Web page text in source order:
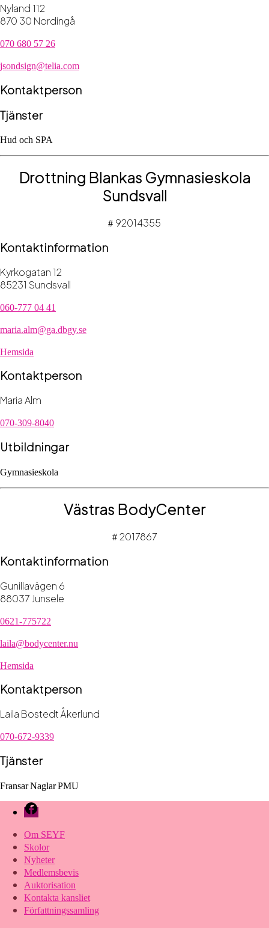
Nyland 112
870 30 Nordingå
070 680 57 26
jsondsign@telia.com
Kontaktperson
Tjänster
Hud och SPA
Drottning Blankas Gymnasieskola
Sundsvall
# 92014355
Kontaktinformation
Kyrkogatan 12
85231 Sundsvall
060-777 04 41
maria.alm@ga.dbgy.se
Hemsida
Kontaktperson
Maria Alm
070-309-8040
Utbildningar
Gymnasieskola
Västras BodyCenter
# 2017867
Kontaktinformation
Gunillavägen 6
88037 Junsele
0621-775722
laila@bodycenter.nu
Hemsida
Kontaktperson
Laila Bostedt Åkerlund
070-672-9339
Tjänster
FransarNaglarPMU
Facebook
Om SEYF
Skolor
Nyheter
Medlemsbevis
Auktorisation
Kontakta kansliet
Författningssamling